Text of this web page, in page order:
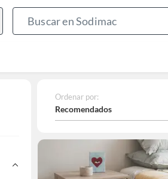
Ordenar por:
Recomendados